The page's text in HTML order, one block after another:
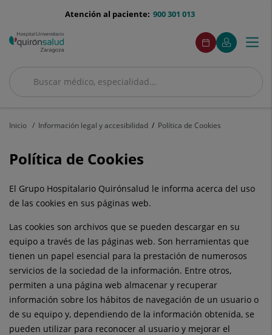
menu-
900 301 013
Atención al paciente:
Buscar
Buscar
menuAcceso
Pide
cita
Mi
Quirónsalud
Este
enlace
se
en
ventana
Menú
Inicio Información legal y accesibilidad Política de Cookies
Política de Cookies
El Grupo Hospitalario Quirónsalud le informa acerca del uso
de las cookies en sus páginas web.
Las cookies son archivos que se pueden descargar en su
equipo a través de las páginas web. Son herramientas que
tienen un papel esencial para la prestación de numerosos
servicios de la sociedad de la información. Entre otros,
permiten a una página web almacenar y recuperar
información sobre los hábitos de navegación de un usuario o
de su equipo y, dependiendo de la información obtenida, se
pueden utilizar para reconocer al usuario y mejorar el